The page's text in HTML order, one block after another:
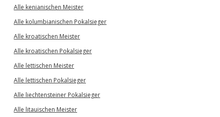
Alle kenianischen Meister
Alle kolumbianischen Pokalsieger
Alle kroatischen Meister
Alle kroatischen Pokalsieger
Alle lettischen Meister
Alle lettischen Pokalsieger
Alle liechtensteiner Pokalsieger
Alle litauischen Meister